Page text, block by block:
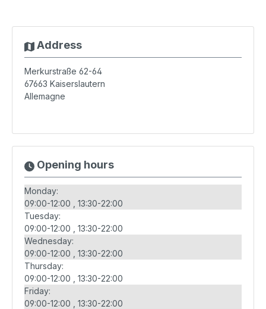
Address
Merkurstraße 62-64
67663 Kaiserslautern
Allemagne
Opening hours
Monday:
09:00-12:00
13:30-22:00
Tuesday:
09:00-12:00
13:30-22:00
Wednesday:
09:00-12:00
13:30-22:00
Thursday:
09:00-12:00
13:30-22:00
Friday:
09:00-12:00
13:30-22:00